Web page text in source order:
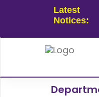
Latest
Notices: